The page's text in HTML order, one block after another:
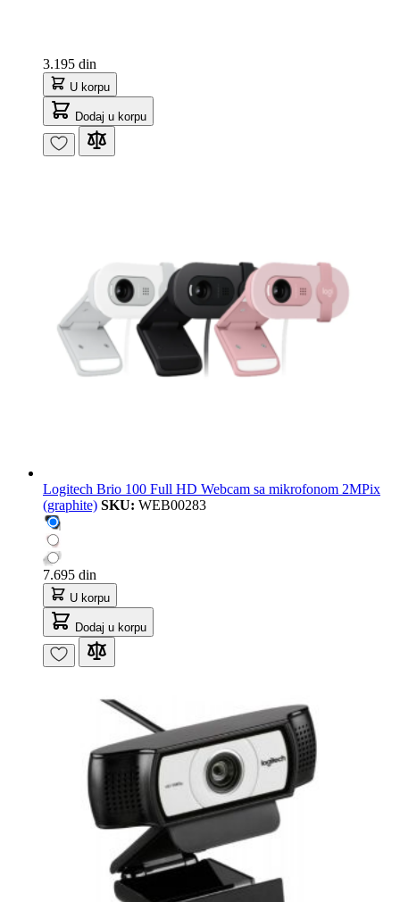
3.195 din
U korpu
Dodaj u korpu
Logitech Brio 100 Full HD Webcam sa mikrofonom 2MPix
(graphite) SKU: WEB00283
7.695 din
U korpu
Dodaj u korpu